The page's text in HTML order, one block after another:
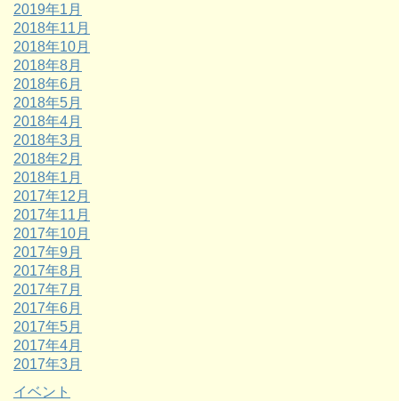
2019年1月
2018年11月
2018年10月
2018年8月
2018年6月
2018年5月
2018年4月
2018年3月
2018年2月
2018年1月
2017年12月
2017年11月
2017年10月
2017年9月
2017年8月
2017年7月
2017年6月
2017年5月
2017年4月
2017年3月
イベント